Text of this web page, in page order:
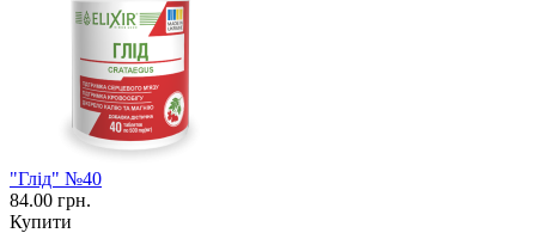
"Глід" №40
84.00 грн.
Купити